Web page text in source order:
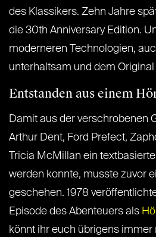
des Klassikers. Zehn Jahre
die 30th Anniversary Edition.
moderneren Technologien,
unterhaltsam und dem
Entstanden aus einem
Damit aus der verschrobenen
Arthur Dent, Ford Prefect,
Tricia McMillan ein
werden konnte, musste zuvor
geschehen. 1978
Episode des Abenteuers als
könnt ihr euch übrigens immer